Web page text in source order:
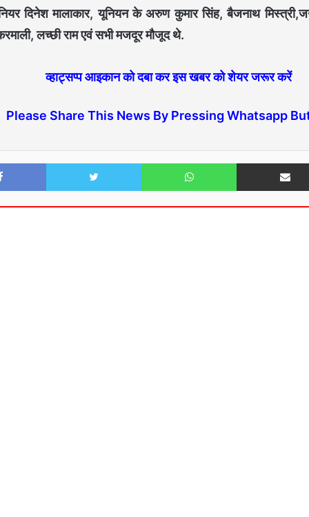
दिनेश मालाकार, यूनियन के अरुण कुमार सिंह, बैजनाथ
लच्छी राम एवं सभी मजदूर मौजूद थे.
व्हाट्सप्प आइकान को दबा कर इस खबर को शेयर जरूर करें
Please Share This News By Pressing Whatsapp
Facebook Twitter WhatsApp Share via Email